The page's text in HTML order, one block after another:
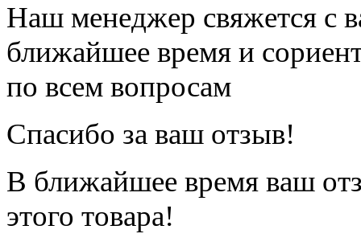
Наш менеджер свяжется с
ближайшее время и
по всем вопросам
Спасибо за ваш отзыв!
В ближайшее время ваш
этого товара!